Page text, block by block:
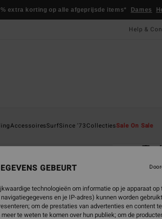
extra korting op alle afgeprijsde items* Dames
Help &
AccessoiresSurfSince '73CollectiesSale On Sale
ECO-
€
€
GEBEURT
technologieën om informatie op je apparaat
en je IP-adres) kunnen worden
om de prestaties van advertenties en content
te weten te komen over hun publiek; om de